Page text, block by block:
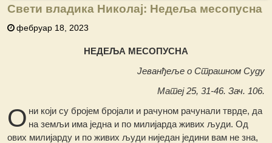
Свети владика Николај: Недеља месопусна
фебруар 18, 2023
НЕДЕЉА МЕСОПУСНА
Јеванђеље о Страшном Суду
Матеј 25, 31-46. Зач. 106.
О ни који су бројем бројали и рачуном рачунали тврде, да
на земљи има једна и по милијарда живих људи. Од
ових милијарду и по живих људи ниједан једини вам не зна,